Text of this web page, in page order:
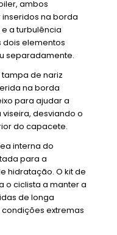
ambos
na borda
a turbulência
dois elementos
separadamente.
de nariz
na borda
para ajudar a
desviando o
do capacete.
interna do
para a
hidratação. O kit de
o ciclista a manter a
de longa
extremas